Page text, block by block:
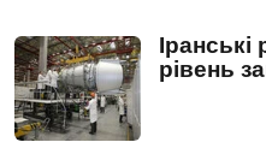
Іранські
рівень